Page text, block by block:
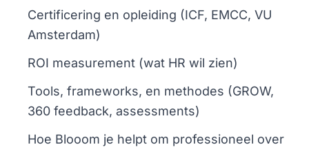
Certificering en opleiding (ICF, EMCC, VU
Amsterdam)
ROI measurement (wat HR wil zien)
Tools, frameworks, en methodes (GROW,
360 feedback, assessments)
Hoe Blooom je helpt om professioneel over